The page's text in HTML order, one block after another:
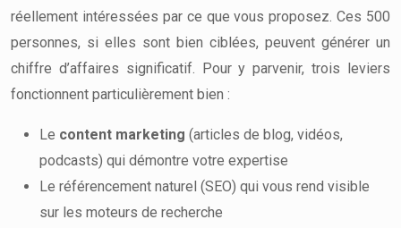
réellement intéressées par ce que vous proposez. Ces 500
personnes, si elles sont bien ciblées, peuvent générer un
chiffre d’affaires significatif. Pour y parvenir, trois leviers
fonctionnent particulièrement bien :
Le content marketing (articles de blog, vidéos,
podcasts) qui démontre votre expertise
Le référencement naturel (SEO) qui vous rend visible
sur les moteurs de recherche